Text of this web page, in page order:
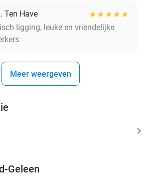
Ten Have
ligging, leuke en vriendelijke
Meer weergeven
Geleen